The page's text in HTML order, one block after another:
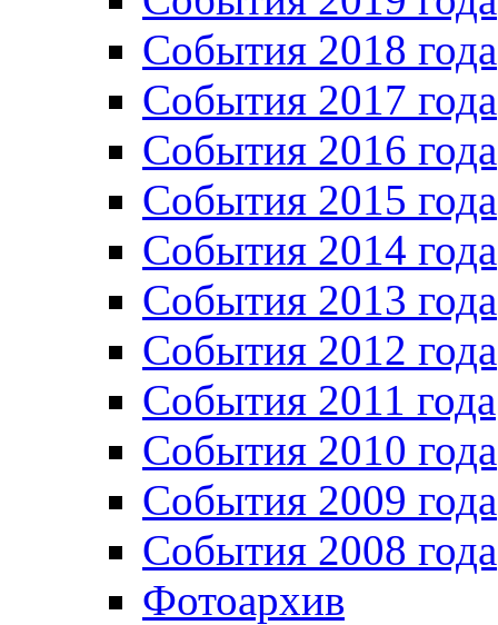
События 2018 года
События 2017 года
События 2016 года
События 2015 года
События 2014 года
События 2013 года
События 2012 года
События 2011 года
События 2010 года
События 2009 года
События 2008 года
Фотоархив